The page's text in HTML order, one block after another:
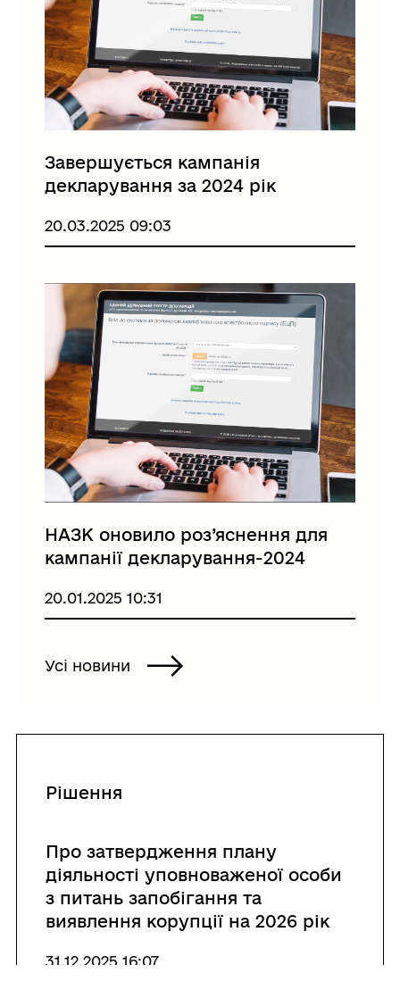
Завершується кампанія
декларування за 2024 рік
20.03.2025 09:03
НАЗК оновило роз’яснення для
кампанії декларування-2024
20.01.2025 10:31
Усі новини
Рішення
Про затвердження плану
діяльності уповноваженої особи
з питань запобігання та
виявлення корупції на 2026 рік
31.12.2025 16:07